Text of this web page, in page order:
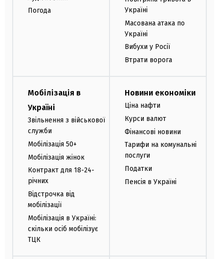
Погода
Україні
Масована атака по
Україні
Вибухи у Росії
Втрати ворога
Мобілізація в
Україні
Звільнення з військової
служби
Мобілізація 50+
Мобілізація жінок
Контракт для 18-24-
річних
Відстрочка від
мобілізації
Мобілізація в Україні:
скільки осіб мобілізує
ТЦК
Новини економіки
Ціна нафти
Курси валют
Фінансові новини
Тарифи на комунальні
послуги
Податки
Пенсія в Україні